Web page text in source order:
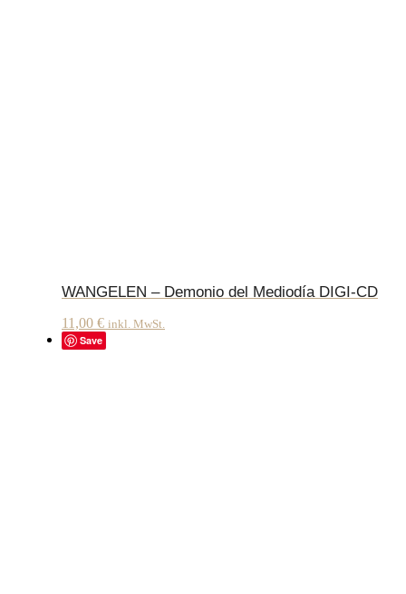
WANGELEN – Demonio del Mediodía DIGI-CD
11,00 € inkl. MwSt.
Save